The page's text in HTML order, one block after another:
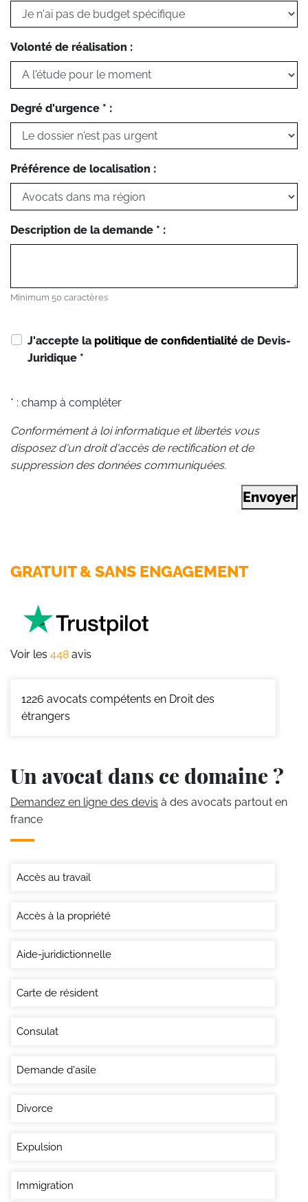
Volonté de réalisation :
Degré d'urgence * :
Préférence de localisation :
Description de la demande * :
Minimum 50 caractères
J'accepte la politique de confidentialité de Devis-
Juridique *
* : champ à compléter
Conformément à loi informatique et libertés vous
disposez d'un droit d'accès de rectification et de
suppression des données communiquées.
Envoyer
GRATUIT & SANS ENGAGEMENT
Voir les 448 avis
1226 avocats compétents en Droit des
étrangers
Un avocat dans ce domaine ?
Demandez en ligne des devis à des avocats partout en
france
Accès au travail
Accès à la propriété
Aide-juridictionnelle
Carte de résident
Consulat
Demande d'asile
Divorce
Expulsion
Immigration